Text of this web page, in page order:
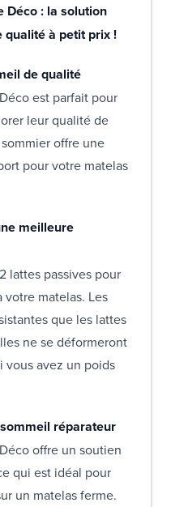
Déco : la solution
qualité à petit prix !
de qualité
est parfait pour
leur qualité de
offre une
pour votre matelas
meilleure
lattes passives pour
matelas. Les
que les lattes
ne se déformeront
vous avez un poids
réparateur
offre un soutien
qui est idéal pour
un matelas ferme.